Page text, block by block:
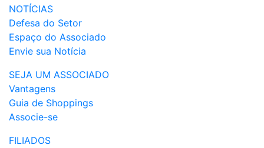
NOTÍCIAS
Defesa do Setor
Espaço do Associado
Envie sua Notícia
SEJA UM ASSOCIADO
Vantagens
Guia de Shoppings
Associe-se
FILIADOS